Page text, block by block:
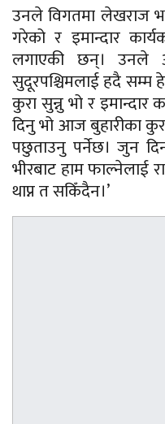
उनले विगतमा लेखराज
गरेको र इमान्दार
लगाएकी छन्। उनले
सुदूरपश्चिमलाई हदै सम्म
कुरा सुन्नु भो र इमान्दार
दिनु भो आज बुहारीका
पछुताउनु पर्नेछ। जुन
भीरबाट हाम फाल्नेलाई
थाप्न त सकिँदैन।’